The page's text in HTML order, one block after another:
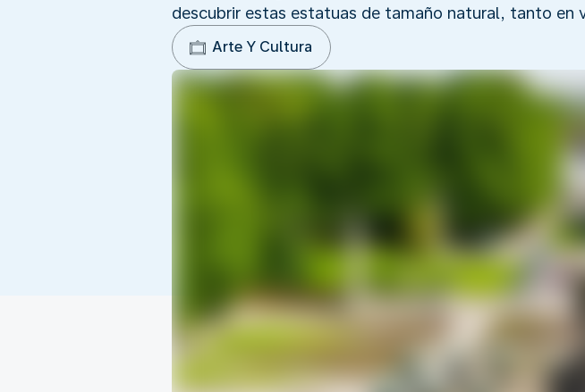
descubrir estas estatuas de tamaño natural, tanto en
Arte Y Cultura